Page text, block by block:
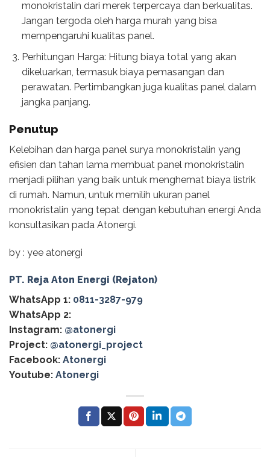
monokristalin dari merek terpercaya dan berkualitas.
Jangan tergoda oleh harga murah yang bisa
mempengaruhi kualitas panel.
Perhitungan Harga: Hitung biaya total yang akan
dikeluarkan, termasuk biaya pemasangan dan
perawatan. Pertimbangkan juga kualitas panel dalam
jangka panjang.
Penutup
Kelebihan dan harga panel surya monokristalin yang
efisien dan tahan lama membuat panel monokristalin
menjadi pilihan yang baik untuk menghemat biaya listrik
di rumah. Namun, untuk memilih ukuran panel
monokristalin yang tepat dengan kebutuhan energi Anda
konsultasikan pada Atonergi.
by : yee atonergi
PT. Reja Aton Energi (Rejaton)
WhatsApp 1: 0811-3287-979
WhatsApp 2:
Instagram: @atonergi
Project: @atonergi_project
Facebook: Atonergi
Youtube: Atonergi